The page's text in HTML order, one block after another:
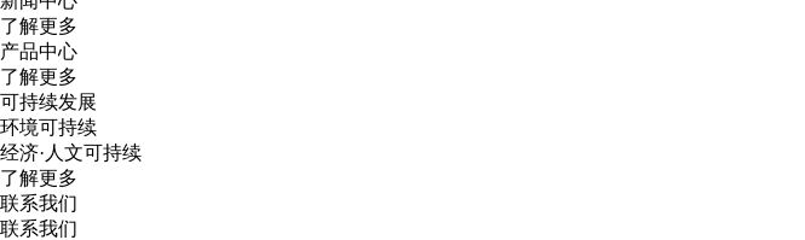
了解更多
产品中心
了解更多
可持续发展
环境可持续
经济·人文可持续
了解更多
联系我们
联系我们